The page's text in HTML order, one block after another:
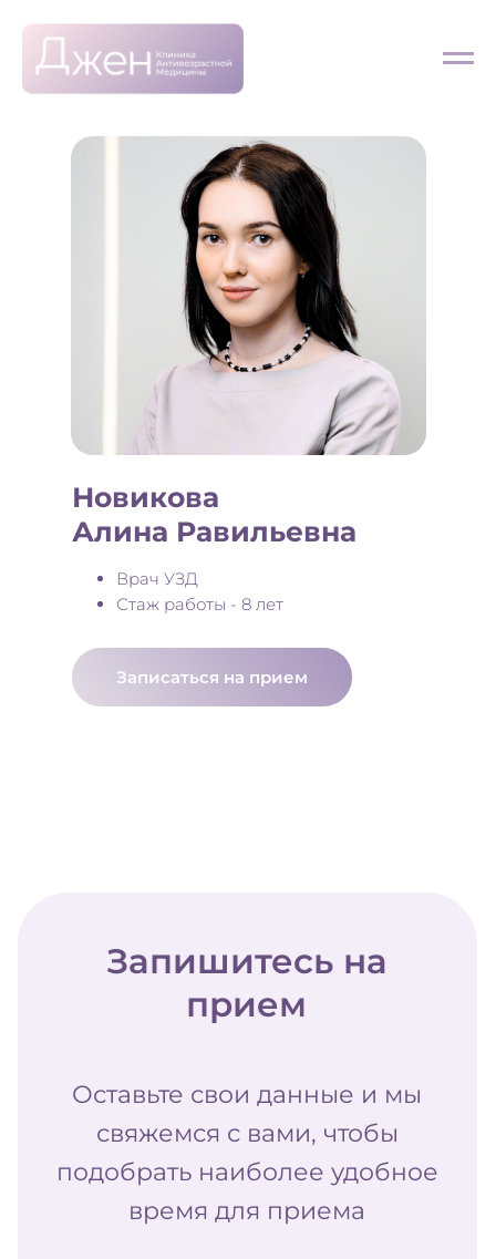
Новикова
Алина Равильевна
Врач УЗД
Стаж работы - 8 лет
Записаться на прием
Запишитесь на
Оставить заявку